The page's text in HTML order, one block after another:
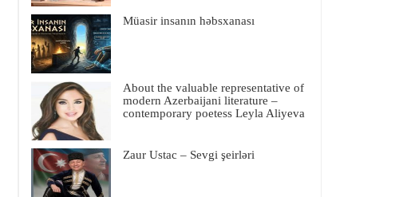
Müasir insanın həbsxanası
About the valuable representative of
modern Azerbaijani literature –
contemporary poetess Leyla Aliyeva
Zaur Ustac – Sevgi şeirləri